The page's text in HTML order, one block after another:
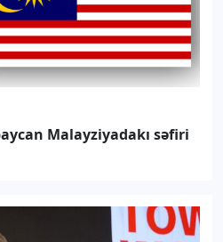
Malayziyadakı səfiri